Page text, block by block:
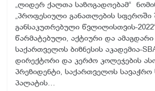
„ლიდერ ქალთა საზოგადოებამ“
„პროფესიული განათლების სფეროში
განსაკუთრებული წვლილისთვის-
წარმატებული, აქტიური და ამაგდარი
საქართველოს ბიზნესის აკადემია-
დირექტორი და კერძო კოლეჯების
პრეზიდენტი, საქართველოს სავაჭრო
პალატის…